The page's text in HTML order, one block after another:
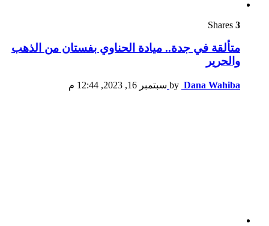
3
متألقة في جدة.. ميادة الحناوي بفستان من الذهب
والحرير
by Dana Wahiba سبتمبر 16, 2023, 12:44 م